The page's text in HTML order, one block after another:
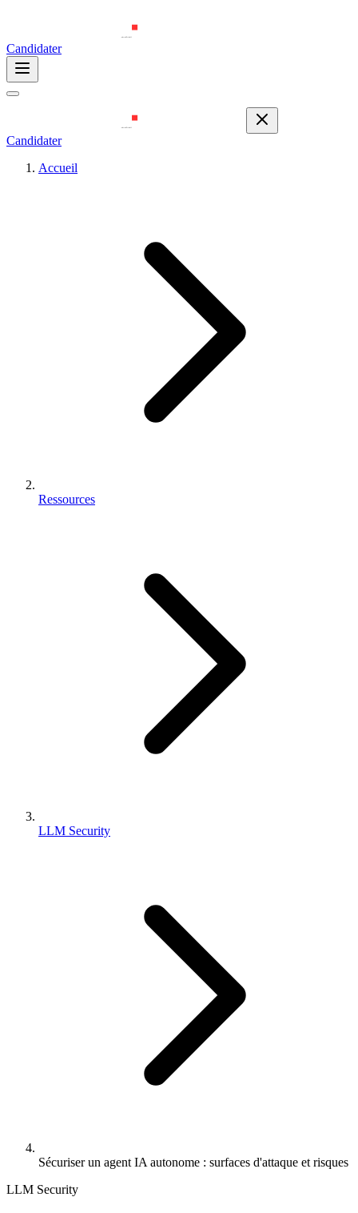
Candidater
Candidater
Accueil
Ressources
LLM Security
Sécuriser un agent IA autonome : surfaces d'attaque et risques
LLM Security